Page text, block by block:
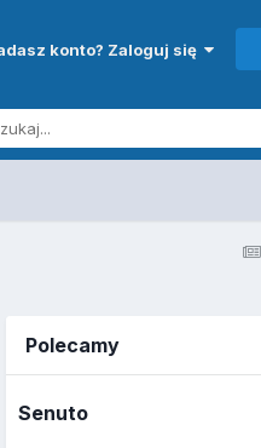
konto? Zaloguj się
Polecamy
Senuto